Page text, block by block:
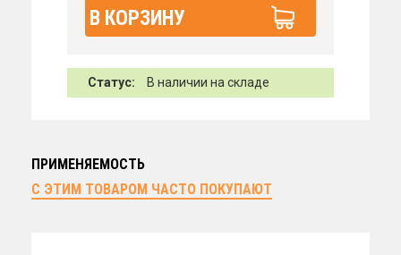
В КОРЗИНУ
Статус: В наличии на складе
ПРИМЕНЯЕМОСТЬ
С ЭТИМ ТОВАРОМ ЧАСТО ПОКУПАЮТ